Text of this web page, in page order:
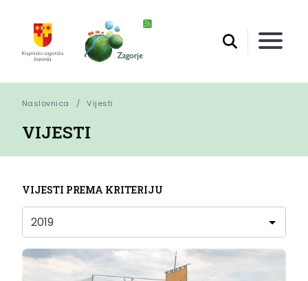
Naslovnica Vijesti
VIJESTI
VIJESTI PREMA KRITERIJU